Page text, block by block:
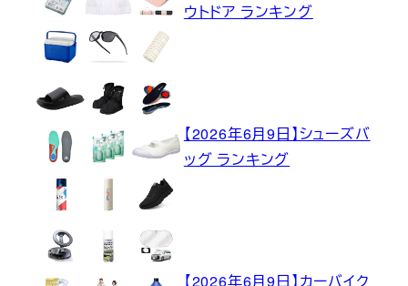
ウトドア ランキング
【2026年6月9日】シューズバ
ッグ ランキング
【2026年6月9日】カーバイク